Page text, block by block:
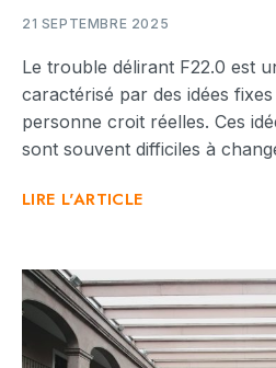
21 SEPTEMBRE 2025
Le trouble délirant F22.0 est
caractérisé par des idées
personne croit réelles. Ces
sont souvent difficiles à
LIRE L'ARTICLE